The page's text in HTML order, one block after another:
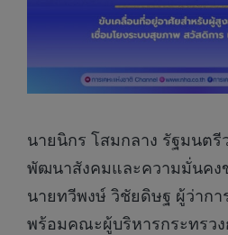
นายนิกร โสมกลาง รัฐมนตรี
พัฒนาสังคมและความมั่นคง
นายทวีพงษ์ วิชัยดิษฐ ผู้ว่ากา
พร้อมคณะผู้บริหารกระทรว